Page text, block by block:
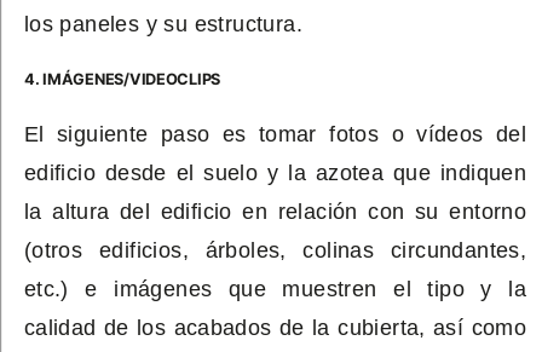
los paneles y su estructura.
4. IMÁGENES/VIDEOCLIPS
El siguiente paso es tomar fotos o vídeos del
edificio desde el suelo y la azotea que indiquen
la altura del edificio en relación con su entorno
(otros edificios, árboles, colinas circundantes,
etc.) e imágenes que muestren el tipo y la
calidad de los acabados de la cubierta, así como